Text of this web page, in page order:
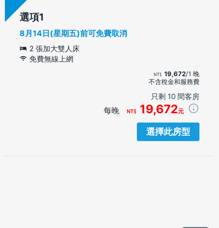
選項
8月14日(星期五)前可免費取消
2 張加大雙人床
免費無線上網
19,672/1 晚
不含稅金和服務費
只剩 10 間客房
每晚 19,672元
選擇此房型